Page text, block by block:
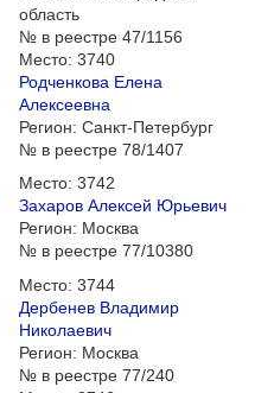
область
№ в реестре 47/1156
Место: 3740
Родченкова Елена
Алексеевна
Регион: Санкт-Петербург
№ в реестре 78/1407
Место: 3742
Захаров Алексей Юрьевич
Регион: Москва
№ в реестре 77/10380
Место: 3744
Дербенев Владимир
Николаевич
Регион: Москва
№ в реестре 77/240